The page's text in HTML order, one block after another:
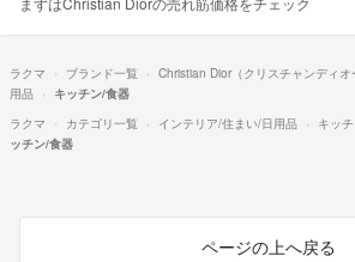
ラクマ ブランド一覧 Christian Dior（クリスチャンディオ
用品
キッチン/食器
ラクマ
カテゴリ一覧 インテリア/住まい/日用品 キッ
ッチン/食器
ページの上へ戻る